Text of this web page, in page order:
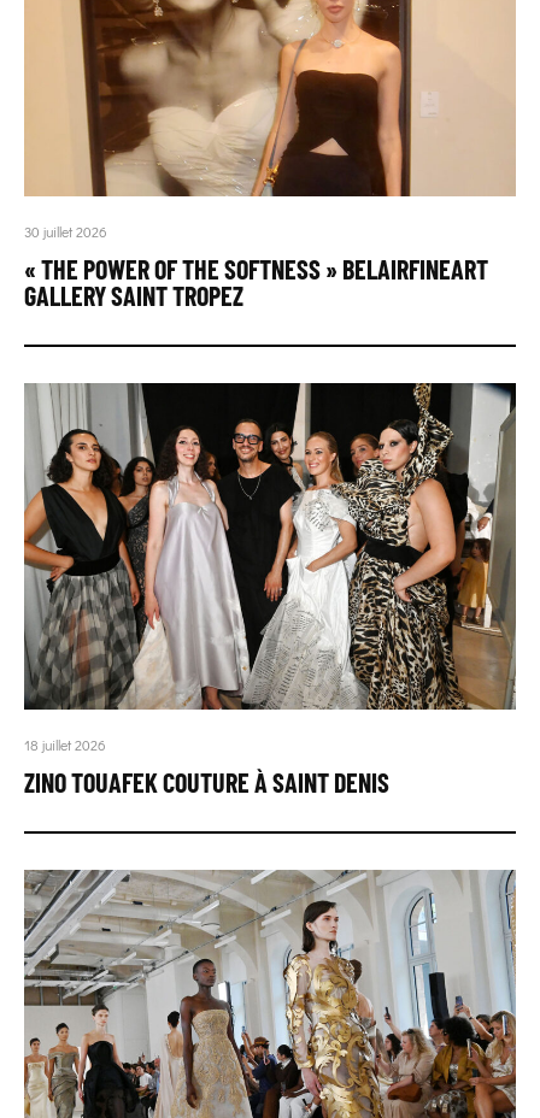
30 juillet 2026
« THE POWER OF THE SOFTNESS » BELAIRFINEART
GALLERY SAINT TROPEZ
18 juillet 2026
ZINO TOUAFEK COUTURE À SAINT DENIS